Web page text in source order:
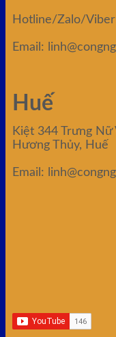
Hotline/Zalo/
Email:
Huế
Kiệt 344 Trưng Nữ
Hương Thủy, Huế
Email: